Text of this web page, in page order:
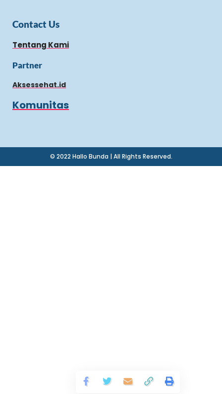
Contact Us
Tentang Kami
Partner
Aksessehat.id
Komunitas
© 2022 Hallo Bunda | All Rights Reserved.